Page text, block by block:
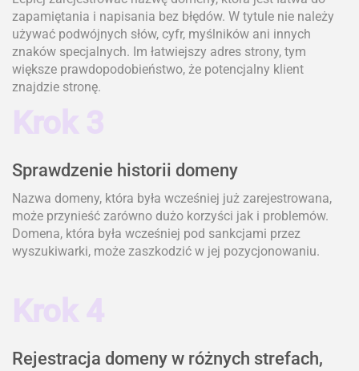
zapamiętania i napisania bez błędów. W tytule nie należy
używać podwójnych słów, cyfr, myślników ani innych
znaków specjalnych. Im łatwiejszy adres strony, tym
większe prawdopodobieństwo, że potencjalny klient
znajdzie stronę.
Krok 3
Sprawdzenie historii domeny
Nazwa domeny, która była wcześniej już zarejestrowana,
może przynieść zarówno dużo korzyści jak i problemów.
Domena, która była wcześniej pod sankcjami przez
wyszukiwarki, może zaszkodzić w jej pozycjonowaniu.
Krok 4
Rejestracja domeny w różnych strefach,